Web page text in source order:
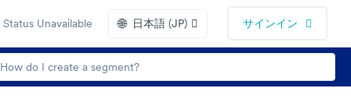
Status Unavailable 🌐 日本語 (JP) サインイン